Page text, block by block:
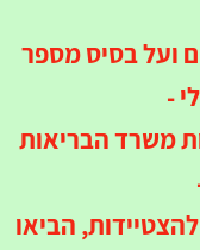
ועל בסיס מספר
-
משרד הבריאות
הביאו